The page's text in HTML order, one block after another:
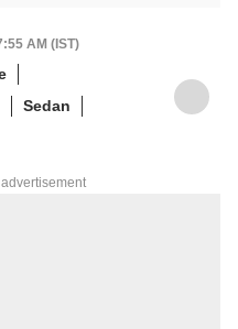
studies in Mechanical
researches and provides
updated news on
play a vital role in
In addition, he brings
AM (IST)
Sedan